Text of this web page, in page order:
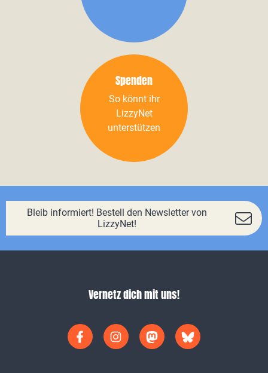
Spenden
So könnt ihr
LizzyNet
unterstützen
Bleib informiert! Bestell den Newsletter von
LizzyNet!
Vernetz dich mit uns!